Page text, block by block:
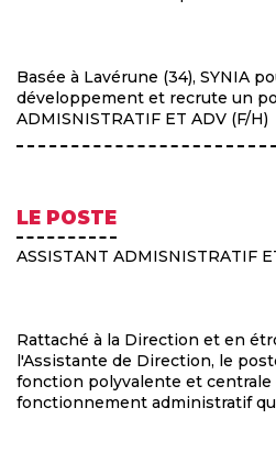
Basée à Lavérune (34), SYNIA
développement et recrute un
ADMISNISTRATIF ET ADV (F/H)
LE POSTE
ASSISTANT ADMISNISTRATIF
Rattaché à la Direction et en
l'Assistante de Direction, le
fonction polyvalente et centrale
fonctionnement administratif